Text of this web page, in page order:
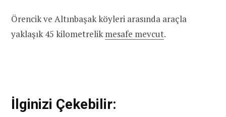
Örencik ve Altınbaşak köyleri arasında araçla
yaklaşık 45 kilometrelikmesafe mevcut.
İlginizi Çekebilir: